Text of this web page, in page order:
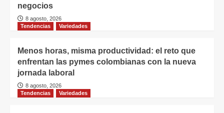
negocios
8 agosto, 2026
Tendencias
Variedades
Menos horas, misma productividad: el reto que
enfrentan las pymes colombianas con la nueva
jornada laboral
8 agosto, 2026
Tendencias
Variedades